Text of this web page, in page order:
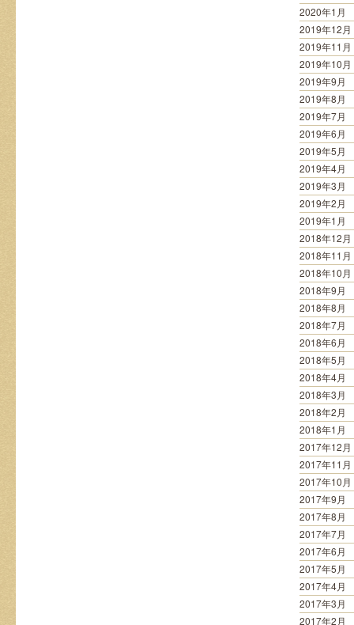
2020年1月
2019年12月
2019年11月
2019年10月
2019年9月
2019年8月
2019年7月
2019年6月
2019年5月
2019年4月
2019年3月
2019年2月
2019年1月
2018年12月
2018年11月
2018年10月
2018年9月
2018年8月
2018年7月
2018年6月
2018年5月
2018年4月
2018年3月
2018年2月
2018年1月
2017年12月
2017年11月
2017年10月
2017年9月
2017年8月
2017年7月
2017年6月
2017年5月
2017年4月
2017年3月
2017年2月